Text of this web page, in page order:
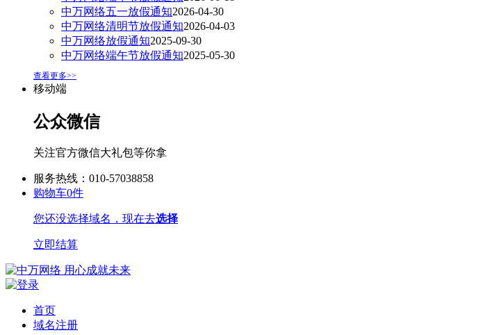
中万网络五一放假通知2026-04-30
中万网络清明节放假通知2026-04-03
中万网络放假通知2025-09-30
中万网络端午节放假通知2025-05-30
查看更多>>
移动端
公众微信
关注官方微信大礼包等你拿
服务热线：010-57038858
购物车0件
您还没选择域名，现在去选择
立即结算
首页
域名注册